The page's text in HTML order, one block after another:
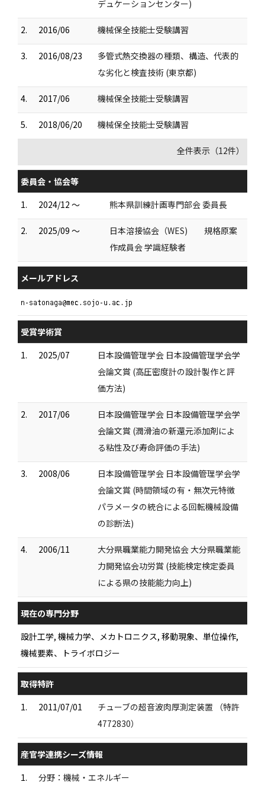
デュケーションセンター)
2. 2016/06 機械保全技能士受験講習
3. 2016/08/23
多管式熱交換器の種類、構造、代表的
な劣化と検査技術 (東京都)
4. 2017/06 機械保全技能士受験講習
5. 2018/06/20 機械保全技能士受験講習
全件表示（12件）
委員会・協会等
1.
2024/12 ～ 熊本県訓練計画専門部会 委員長
2. 2025/09 ～
日本溶接協会（WES) 規格原案
作成員会 学識経験者
メールアドレス
受賞学術賞
1.
2025/07
日本設備管理学会 日本設備管理学会学
会論文賞 (高圧密度計の設計製作と評
価方法)
2. 2017/06
日本設備管理学会 日本設備管理学会学
会論文賞 (潤滑油の新還元添加剤によ
る粘性及び寿命評価の手法)
3. 2008/06
日本設備管理学会 日本設備管理学会学
会論文賞 (時間領域の有・無次元特徴
パラメータの統合による回転機械設備
の診断法)
4. 2006/11
大分県職業能力開発協会 大分県職業能
力開発協会功労賞 (技能検定検定委員
による県の技能能力向上)
現在の専門分野
設計工学, 機械力学、メカトロニクス, 移動現象、単位操作,
機械要素、トライボロジー
取得特許
1.
2011/07/01
チューブの超音波肉厚測定装置 （特許
4772830）
産官学連携シーズ情報
1.
分野：機械・エネルギー